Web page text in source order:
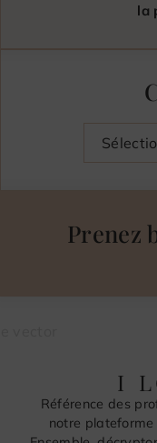
la
Prenez
I
Référence des
notre